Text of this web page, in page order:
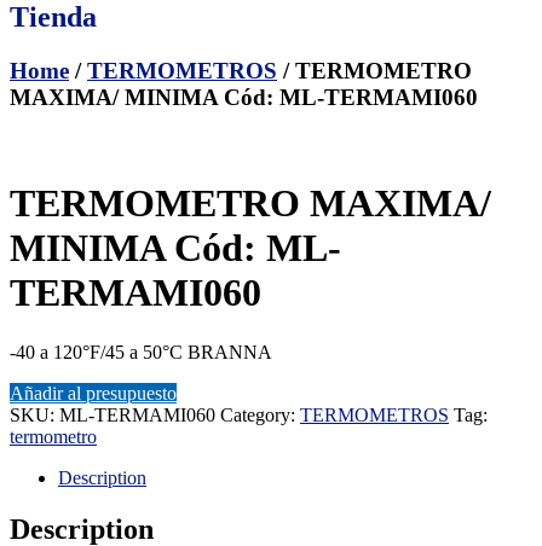
Tienda
Home /TERMOMETROS / TERMOMETRO
MAXIMA/ MINIMA Cód: ML-TERMAMI060
TERMOMETRO MAXIMA/
MINIMA Cód: ML-
TERMAMI060
-40 a 120°F/45 a 50°C BRANNA
Añadir al presupuesto
SKU: ML-TERMAMI060 Category: TERMOMETROS Tag:
termometro
Description
Description